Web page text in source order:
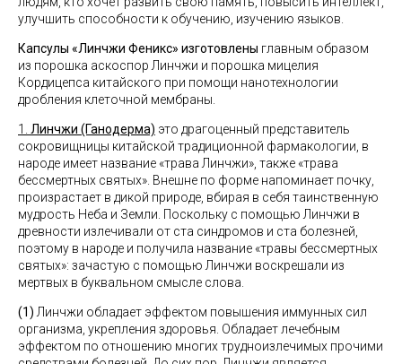
улучшить способности к обучению, изучению языков.
Капсулы «Линчжи Феникс» изготовлены главным образом
из порошка аскоспор Линчжи и порошка мицелия
Кордицепса китайского при помощи нанотехнологии
дробления клеточной мембраны.
1. Линчжи (Ганодерма) это драгоценный представитель
сокровищницы китайской традиционной фармакологии, в
народе имеет название «трава Линчжи», также «трава
бессмертных святых». Внешне по форме напоминает почку,
произрастает в дикой природе, вбирая в себя таинственную
мудрость Неба и Земли. Поскольку с помощью Линчжи в
древности излечивали от ста синдромов и ста болезней,
поэтому в народе и получила название «травы бессмертных
святых»: зачастую с помощью Линчжи воскрешали из
мертвых в буквальном смысле слова.
(1) Линчжи обладает эффектом повышения иммунных сил
организма, укрепления здоровья. Обладает лечебным
эффектом по отношению многих трудноизлечимых прочими